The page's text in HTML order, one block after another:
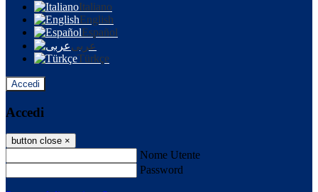
Italiano
English
Español
عربى
Türkçe
Accedi
Accedi
button close ×
Nome Utente
Password